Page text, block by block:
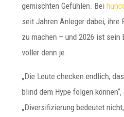
gemischten Gefühlen. Bei
seit Jahren Anleger dabei,
zu machen – und 2026 ist sein
voller denn je.
„Die Leute checken endlich,
blind dem Hype folgen
„Diversifizierung bedeutet